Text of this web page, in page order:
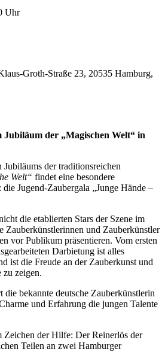
Uhr
Groth-Straße 23, 20535 Hamburg,
Jubiläum der „Magischen Welt“ in
der traditionsreichen
Welt“ findet eine besondere
Jugend-Zaubergala „Junge Hände –
die etablierten Stars der Szene im
Zauberkünstlerinnen und Zauberkünstler
vor Publikum präsentieren. Vom ersten
Darbietung ist alles
ist die Freude an der Zauberkunst und
zu zeigen.
bekannte deutsche Zauberkünstlerin
und Erfahrung die jungen Talente
Zeichen der Hilfe: Der Reinerlös der
Teilen an zwei Hamburger